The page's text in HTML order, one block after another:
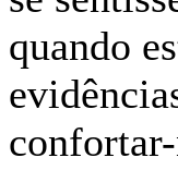
quando